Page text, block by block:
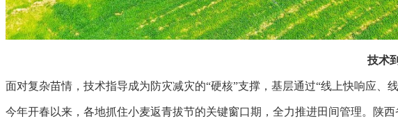
技术
面对复杂苗情，技术指导成为防灾减灾的“硬核”支撑，基层通过“线上快响应、
今年开春以来，各地抓住小麦返青拔节的关键窗口期，全力推进田间管理。陕